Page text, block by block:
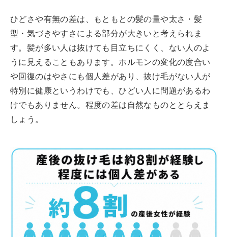
ひどさや有無の差は、もともとの髪の量や太さ・髪
型・気づきやすさによる部分が大きいと考えられま
す。髪が多い人は抜けても目立ちにくく、ない人のよ
うに見えることもあります。ホルモンの変化の度合い
や回復のはやさにも個人差があり、抜け毛がない人が
特別に健康というわけでも、ひどい人に問題があるわ
けでもありません。程度の差は自然なものととらえま
しょう。